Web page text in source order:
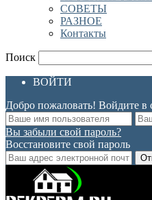
СОВЕТЫ
РАЗНОЕ
Контакты
Поиск
ВОЙТИ
Добро пожаловать! Войдите в
Вы забыли свой пароль?
Восстановите свой пароль